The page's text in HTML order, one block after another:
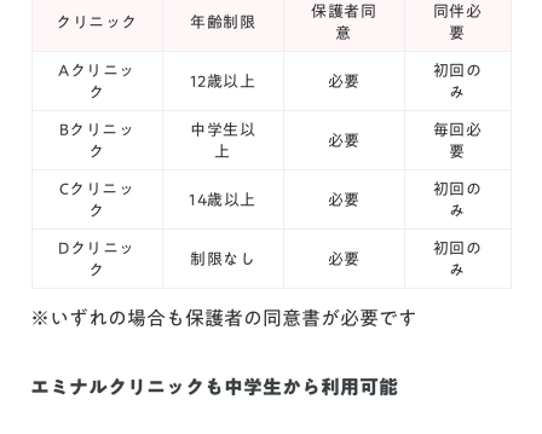
クリニック 年齢制限
保護者同
意
同伴必
要
Aクリニッ
ク
12歳以上 必要
初回の
み
Bクリニッ
ク
中学生以
上
必要
毎回必
要
Cクリニッ
ク
14歳以上 必要
初回の
み
Dクリニッ
ク
制限なし 必要
初回の
み
※いずれの場合も保護者の同意書が必要です
エミナルクリニックも中学生から利用可能